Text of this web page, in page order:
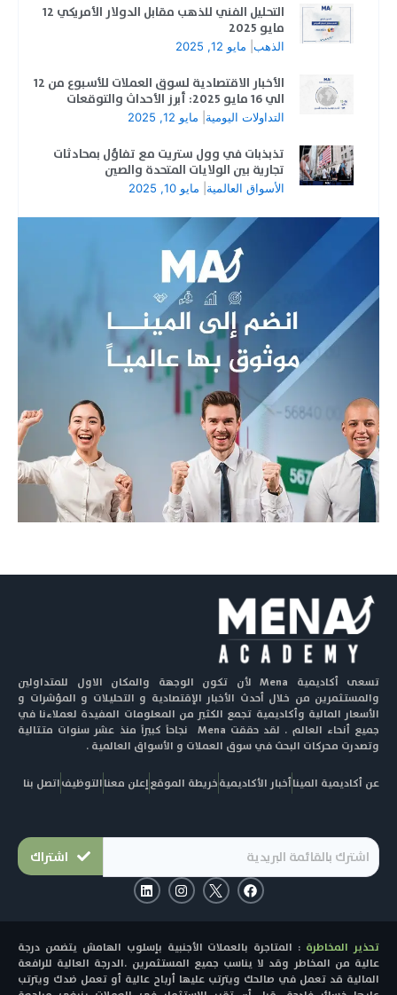
التحليل الفني للذهب مقابل الدولار الأمريكي 12
مايو 2025
الذهب مايو 12, 2025
الأخبار الاقتصادية لسوق العملات للأسبوع من 12
الي 16 مايو 2025: أبرز الأحداث والتوقعات
التداولات اليومية مايو 12, 2025
تذبذبات في وول ستريت مع تفاؤل بمحادثات
تجارية بين الولايات المتحدة والصين
الأسواق العالمية مايو 10, 2025
تسعى أكاديمية Mena لأن تكون الوجهة والمكان الاول للمتداولين
والمستثمرين من خلال أحدث الأخبار الإقتصادية و التحليلات و المؤشرات و
الأسعار المالية وأكاديمية تجمع الكثير من المعلومات المفيدة لعملاءنا في
جميع أنحاء العالم . لقد حققت Mena نجاحاً كبيراً منذ عشر سنوات متتالية
وتصدرت محركات البحث في سوق العملات و الأسواق العالمية .
عن أكاديمية الميناأخبار الأكاديميةخريطة الموقعإعلن معناالتوظيفاتصل بنا
اشتراك
F
a
c
o
o
k
I
n
s
g
r
a
m
L
i
n
d
i
n
تحذير المخاطرة : المتاجرة بالعملات الأجنبية بإسلوب الهامش يتضمن درجة
عالية من المخاطر وقد لا يناسب جميع المستثمرين .الدرجة العالية للرافعة
المالية قد تعمل في صالحك ويترتب عليها أرباح عالية أو تعمل ضدك ويترتب